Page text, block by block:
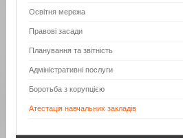
Освітня мережа
Правові засади
Планування та звітність
Адміністративні послуги
Боротьба з корупцією
Атестація навчальних закладів